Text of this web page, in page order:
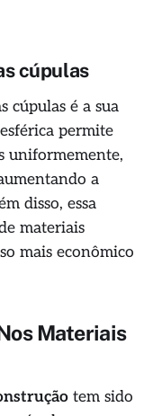
cúpulas
cúpulas é a sua
permite
uniformemente,
a
disso, essa
materiais
mais econômico
Materiais
tem sido